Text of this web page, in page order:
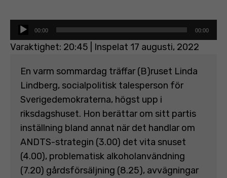
Ljudspelare
00:00 00:00
Varaktighet: 20:45 Inspelat 17 augusti, 2022
En varm sommardag träffar (B)ruset Linda
Lindberg, socialpolitisk talesperson för
Sverigedemokraterna, högst upp i
riksdagshuset. Hon berättar om sitt partis
inställning bland annat när det handlar om
ANDTS-strategin (3.00) det vita snuset
(4.00), problematisk alkoholanvändning
(7.20) gårdsförsäljning (8.25), avvägningar